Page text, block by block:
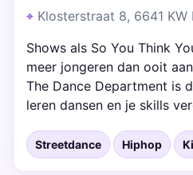
Klosterstraat 8, 6641 KW
Shows als So You Think
meer jongeren dan ooit
The Dance Department is
leren dansen en je skills
Streetdance Hiphop